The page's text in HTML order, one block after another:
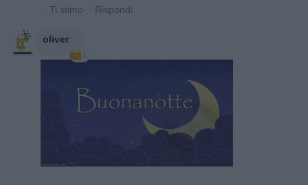
· Ti stimo · Rispondi
oliver:
1